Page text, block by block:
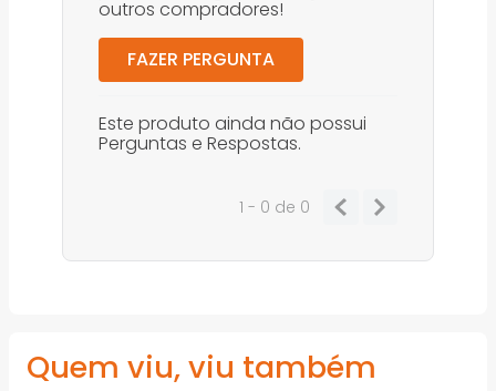
outros compradores!
FAZER PERGUNTA
Este produto ainda não possui
Perguntas e Respostas.
1 - 0 de 0
Quem viu, viu também